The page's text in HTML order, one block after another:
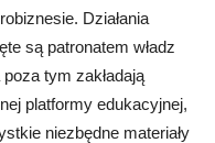
Działania
są patronatem władz
tym zakładają
platformy edukacyjnej,
niezbędne materiały